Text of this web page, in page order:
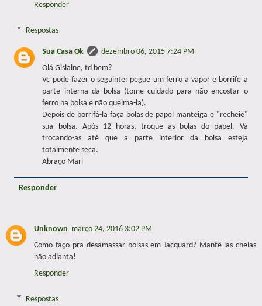
Responder
Respostas
Sua Casa Ok
dezembro 06, 2015 7:24 PM
Olá Gislaine, td bem?
Vc pode fazer o seguinte: pegue um ferro a vapor e borrife a
parte interna da bolsa (tome cuidado para não encostar o
ferro na bolsa e não queima-la).
Depois de borrifá-la faça bolas de papel manteiga e "recheie"
sua bolsa. Após 12 horas, troque as bolas do papel. Vá
trocando-as até que a parte interior da bolsa esteja
totalmente seca.
Abraço Mari
Responder
Unknown março 24, 2016 3:02 PM
Como faço pra desamassar bolsas em Jacquard? Mantê-las cheias
não adianta!
Responder
Respostas